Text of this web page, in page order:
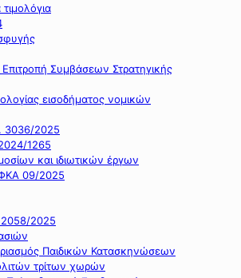
Επιτροπή Συμβάσεων Στρατηγικής
εισοδήματος νομικών
3036/2025
1265
και ιδιωτικών έργων
09/2025
2025
Παιδικών Κατασκηνώσεων
τρίτων χωρών